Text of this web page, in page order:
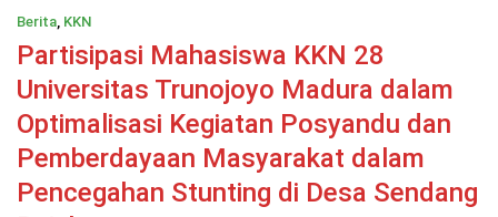
Berita, KKN
Partisipasi Mahasiswa KKN 28
Universitas Trunojoyo Madura dalam
Optimalisasi Kegiatan Posyandu dan
Pemberdayaan Masyarakat dalam
Pencegahan Stunting di Desa Sendang